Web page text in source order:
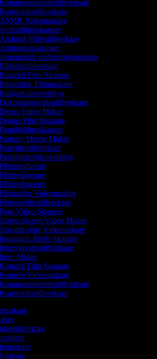
Videomakare
Videotillverkare
undertextgenerator
Film Skapare
Filmmakare
Video Maker
Film Skapare
Movie Maker
Videomakare
Video Skapare
Screen Video Maker
det-själv Videomakare
Reels Skapare
Maker
Film Skapare
Videomakare